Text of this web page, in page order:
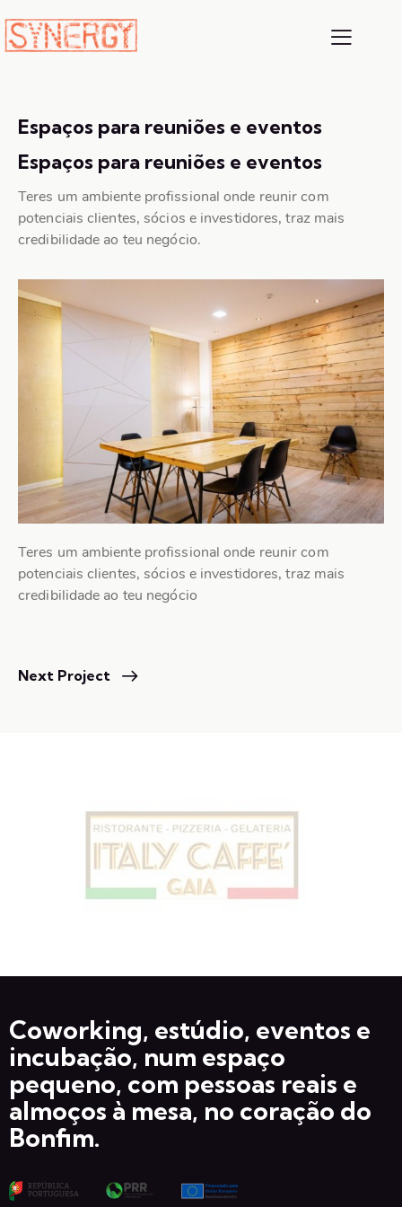
Espaços para reuniões e eventos
Teres um ambiente profissional onde reunir com
potenciais clientes, sócios e investidores, traz mais
credibilidade ao teu negócio
Espaços para reuniões e eventos
Teres um ambiente profissional onde reunir com
potenciais clientes, sócios e investidores, traz mais
credibilidade ao teu negócio.
Next Project
Coworking, estúdio, eventos e
incubação, num espaço
pequeno, com pessoas reais e
almoços à mesa, no coração do
Bonfim.